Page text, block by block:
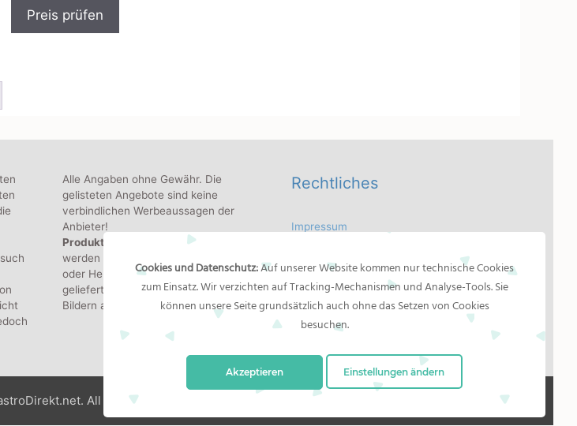
o
Preis prüfen
Alle Angaben ohne Gewähr. Die
gelisteten Angebote sind keine
verbindlichen Werbeaussagen der
Anbieter!
Produktbilder:
Die angezeigten Bilder
werden von den jeweiligen Händler
oder Hersteller bereitgestellt. Das
gelieferte Produkt kann von den
Bildern abweichen.
Rechtliches
Impressum
Datenschutzerklärung
All Rights Reserved.
Cookies und Datenschutz:Auf unserer Website kommen nur technische Cookies
zum Einsatz. Wir verzichten auf Tracking-Mechanismen und Analyse-Tools. Sie
können unsere Seite grundsätzlich auch ohne das Setzen von Cookies
besuchen.
Akzeptieren Einstellungen ändern